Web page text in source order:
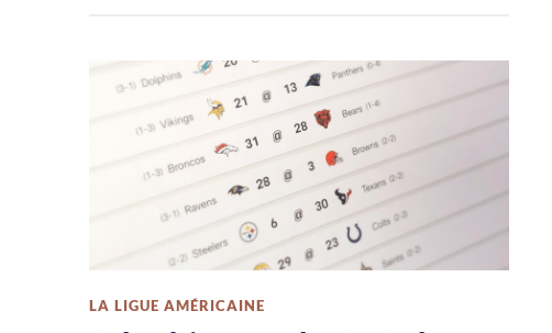
LA LIGUE AMÉRICAINE